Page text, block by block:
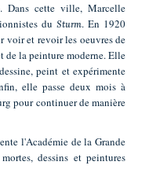
Dans cette ville, Marcelle
duSturm. En 1920
voir et revoir les oeuvres de
de la peinture moderne. Elle
peint et expérimente
elle passe deux mois à
pour continuer de manière
l'Académie de la Grande
dessins et peintures